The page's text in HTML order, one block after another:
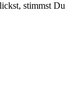
stimmst Du